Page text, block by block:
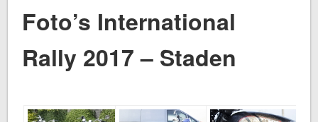
Foto’s International
Rally 2017 – Staden